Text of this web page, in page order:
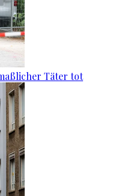
Täter tot